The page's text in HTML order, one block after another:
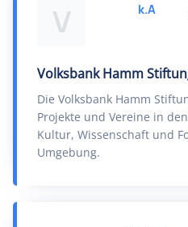
V
Volksbank Hamm
Die Volksbank Hamm
Projekte und Vereine in
Kultur, Wissenschaft und
Umgebung.
k.A